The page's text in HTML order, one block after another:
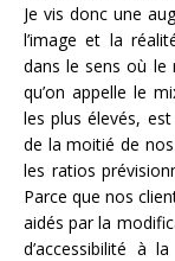
Je vis donc une
l’image et la
dans le sens où
qu’on appelle le
les plus élevés,
de la moitié de
les ratios
Parce que nos
aidés par la
d’accessibilité à